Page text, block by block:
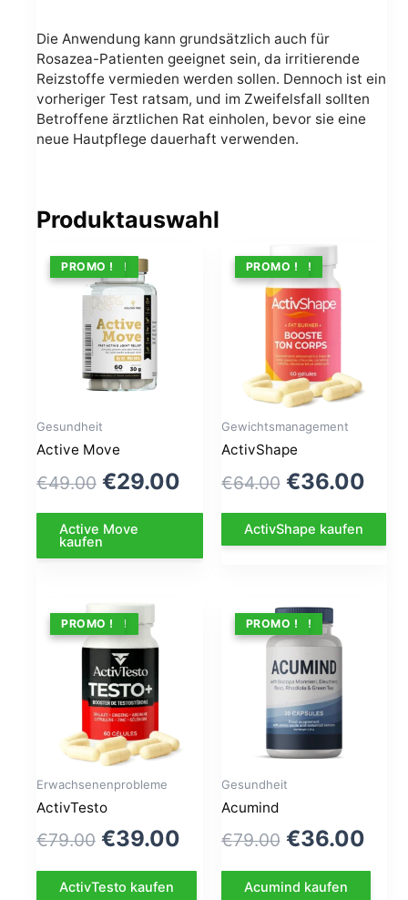
Die Anwendung kann grundsätzlich auch für
Rosazea-Patienten geeignet sein, da irritierende
Reizstoffe vermieden werden sollen. Dennoch ist ein
vorheriger Test ratsam, und im Zweifelsfall sollten
Betroffene ärztlichen Rat einholen, bevor sie eine
neue Hautpflege dauerhaft verwenden.
Produktauswahl
ANGEBOT !
PROMO !
Gesundheit
Active Move
€49.00 Le
prix
initial
était :
€29.00
prix
actuel
est :
Active Move
kaufen
ANGEBOT !
PROMO !
Gewichtsmanagement
ActivShape
€64.00 Le
prix
initial
€36.00Le
prix
ActivShape kaufen
ANGEBOT !
PROMO !
Erwachsenenprobleme
ActivTesto
€79.00 Le
prix
initial
€39.00
prix
actuel
ActivTesto kaufen
ANGEBOT !
PROMO !
Gesundheit
Acumind
€79.00 Le
prix
initial
€36.00Le
prix
Acumind kaufen